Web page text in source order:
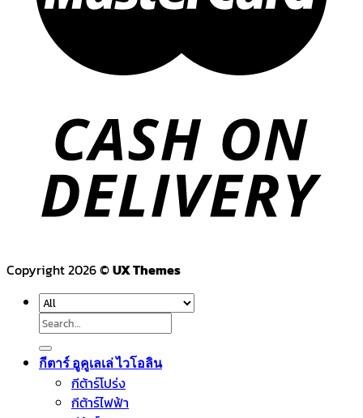
Copyright 2026 ©UX Themes
Search
for:
กีตาร์ อูคูเลเล่ ไวโอลิน
กีต้าร์โปร่ง
กีต้าร์ไฟฟ้า